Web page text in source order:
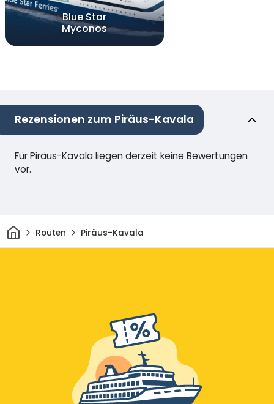
Blue Star
Myconos
Rezensionen zum Piräus-Kavala
Für Piräus-Kavala liegen derzeit keine Bewertungen
vor.
HeimRouten Piräus-Kavala